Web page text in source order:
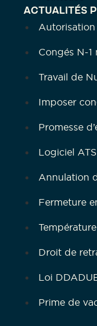
ACTUALITÉS
Autorisation
Congés N-1
Travail de
Imposer
Promesse
Logiciel ATS
Annulation
Fermeture
Droit de
Loi
Prime de